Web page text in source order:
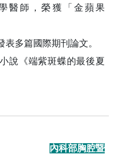
醫師，榮獲「金蘋果
多篇國際期刊論文。
說《端紫斑蝶的最後夏
內科部胸腔暨